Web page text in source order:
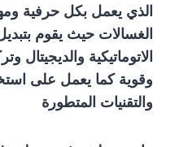
الذي يعمل بكل حرفية
الغسالات حيث يقوم
الاتوماتيكية والديجيتال
وقوية كما يعمل على
والتقنيات المتطورة